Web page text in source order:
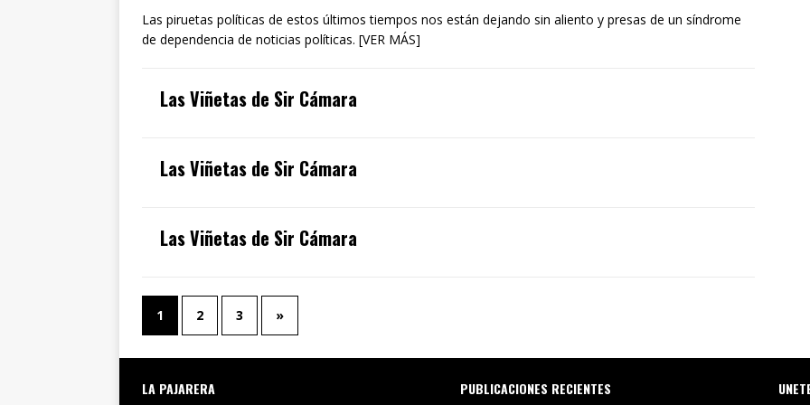
Las piruetas políticas de estos últimos tiempos nos están dejando sin aliento y presas de un síndrome
de dependencia de noticias políticas. [VER MÁS]
Las Viñetas de Sir Cámara
Las Viñetas de Sir Cámara
Las Viñetas de Sir Cámara
1 2 3 »
LA PAJARERA PUBLICACIONES RECIENTES